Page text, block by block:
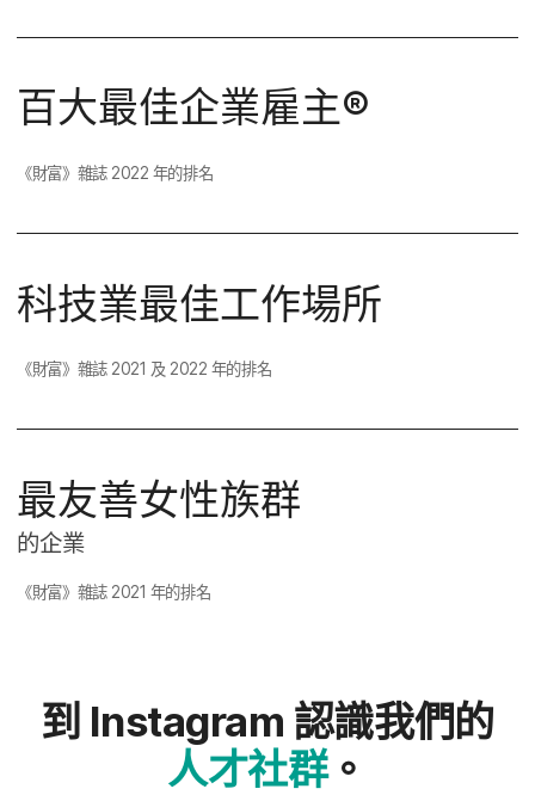
百大​最佳​企業​雇主®
《​財富​》雜誌2022 年​的​排名
科技業​最佳​工作​場​所
《​財富​》雜誌 2021 及 2022 年​的​排名
最​友​善女性​族群
的​企業
《​財富​》雜誌2021 年​的​排名
到 Instagram 認識​我們​的
人才​社群。